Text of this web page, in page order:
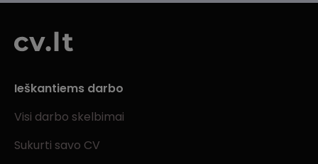
Ieškantiems darbo
Visi darbo skelbimai
Sukurti savo CV